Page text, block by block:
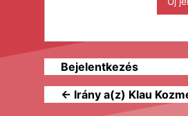
Bejelentkezés
← Irány a(z) Klau